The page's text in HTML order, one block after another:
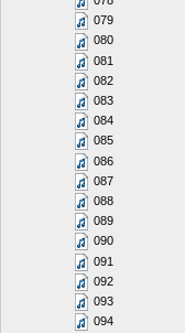
079
080
081
082
083
084
085
086
087
088
089
090
091
092
093
094